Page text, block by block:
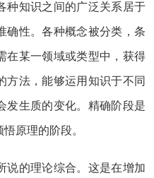
种知识之间的广泛关系居于
确性。各种概念被分类，条
在某一领域或类型中，获得
方法，能够运用知识于不同
发生质的变化。精确阶段是
原理的阶段。
说的理论综合。这是在增加